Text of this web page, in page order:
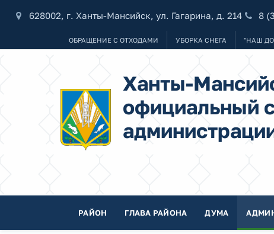
628002, г. Ханты-Мансийск, ул. Гагарина, д. 214 8
ОБРАЩЕНИЕ С ОТХОДАМИ УБОРКА СНЕГА "НАШ
Ханты-
официальный
РАЙОН ГЛАВА РАЙОНА ДУМА